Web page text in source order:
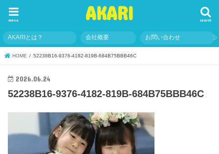
AKARI search
menu
AKARIとは？ 会社概要 お問い合わせ
HOME 52238B16-9376-4182-819B-684B75BBB46C
2026.06.24
52238B16-9376-4182-819B-684B75BBB46C